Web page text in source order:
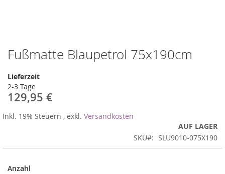
Fußmatte Blaupetrol 75x190cm
Lieferzeit
2-3 Tage
129,95 €
Inkl. 19% Steuern , exkl. Versandkosten
AUF LAGER
SKU
SLU9010-075X190
Anzahl
Zum
Anfang
der
Bildergalerie
springen